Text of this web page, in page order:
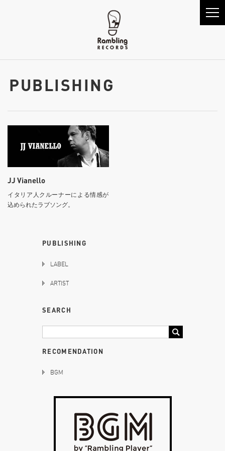
PUBLISHING
JJ Vianello
イタリア人クルーナーによる情感が
込められたラブソング。
PUBLISHING
LABEL
ARTIST
SEARCH
RECOMENDATION
BGM